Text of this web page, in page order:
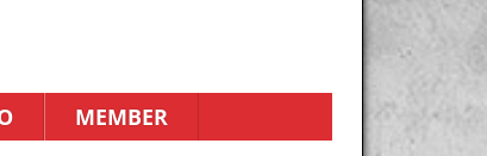
MEMBER